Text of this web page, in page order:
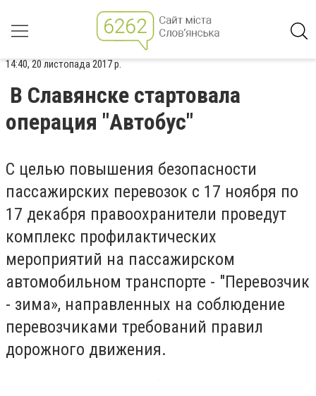
14:40, 20 листопада 2017 р.
В Славянске стартовала
операция "Автобус"
С целью повышения безопасности
пассажирских перевозок с 17 ноября по
17 декабря правоохранители проведут
комплекс профилактических
мероприятий на пассажирском
автомобильном транспорте - "Перевозчик
- зима», направленных на соблюдение
перевозчиками требований правил
дорожного движения.